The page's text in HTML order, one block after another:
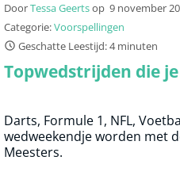
DoorTessa Geertsop 9 november
Categorie:Voorspellingen
Geschatte Leestijd: 4 minuten
Topwedstrijden die
Darts, Formule 1, NFL,
wedweekendje worden met
Meesters.